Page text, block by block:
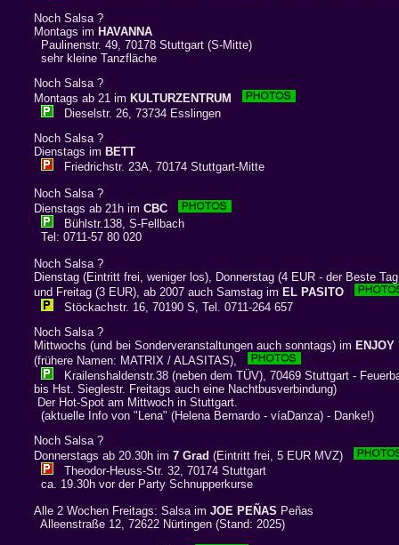
Noch Salsa ?
Montags im HAVANNA
Paulinenstr. 49, 70178 Stuttgart (S-Mitte)
sehr kleine Tanzfläche
Noch Salsa ?
Montags ab 21 im KULTURZENTRUM
Dieselstr. 26, 73734 Esslingen
Noch Salsa ?
Dienstags im BETT
Friedrichstr. 23A, 70174 Stuttgart-Mitte
Noch Salsa ?
Dienstags ab 21h im CBC
Bühlstr.138, S-Fellbach
Tel: 0711-57 80 020
Noch Salsa ?
Dienstag (Eintritt frei, weniger los), Donnerstag (4 EUR - der Beste
und Freitag (3 EUR), ab 2007 auch Samstag im EL PASITO
Stöckachstr. 16, 70190 S, Tel. 0711-264 657
Noch Salsa ?
Mittwochs (und bei Sonderveranstaltungen auch sonntags) im ENJOY
(frühere Namen: MATRIX / ALASITAS),
Krailenshaldenstr.38 (neben dem TÜV), 70469 Stuttgart -
bis Hst. Sieglestr. Freitags auch eine Nachtbusverbindung)
Der Hot-Spot am Mittwoch in Stuttgart.
(aktuelle Info von "Lena" (Helena Bernardo - víaDanza) - Danke!)
Noch Salsa ?
Donnerstags ab 20.30h im 7 Grad (Eintritt frei, 5 EUR MVZ)
Theodor-Heuss-Str. 32, 70174 Stuttgart
ca. 19.30h vor der Party Schnupperkurse
Alle 2 Wochen Freitags: Salsa im JOE PEÑAS Peñas
Alleenstraße 12, 72622 Nürtingen (Stand: 2025)